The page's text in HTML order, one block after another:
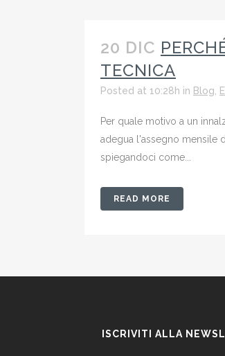
20 DIC
TECNICA
Posted at 10:28h in Blog
Per quale motivo a un
adegua l'assegno mensile
spiegandoci come...
READ MORE
ISCRIVITI ALLA